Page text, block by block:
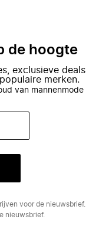
de hoogte
exclusieve deals
merken.
van mannenmode
voor de nieuwsbrief.
nieuwsbrief.